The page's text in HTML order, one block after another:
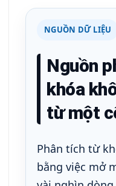
NGUỒN DỮ LIỆU
Nguồn
khóa
từ một
Phân tích từ
bằng việc mở